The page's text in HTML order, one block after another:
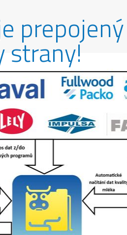
prepojený
strany!